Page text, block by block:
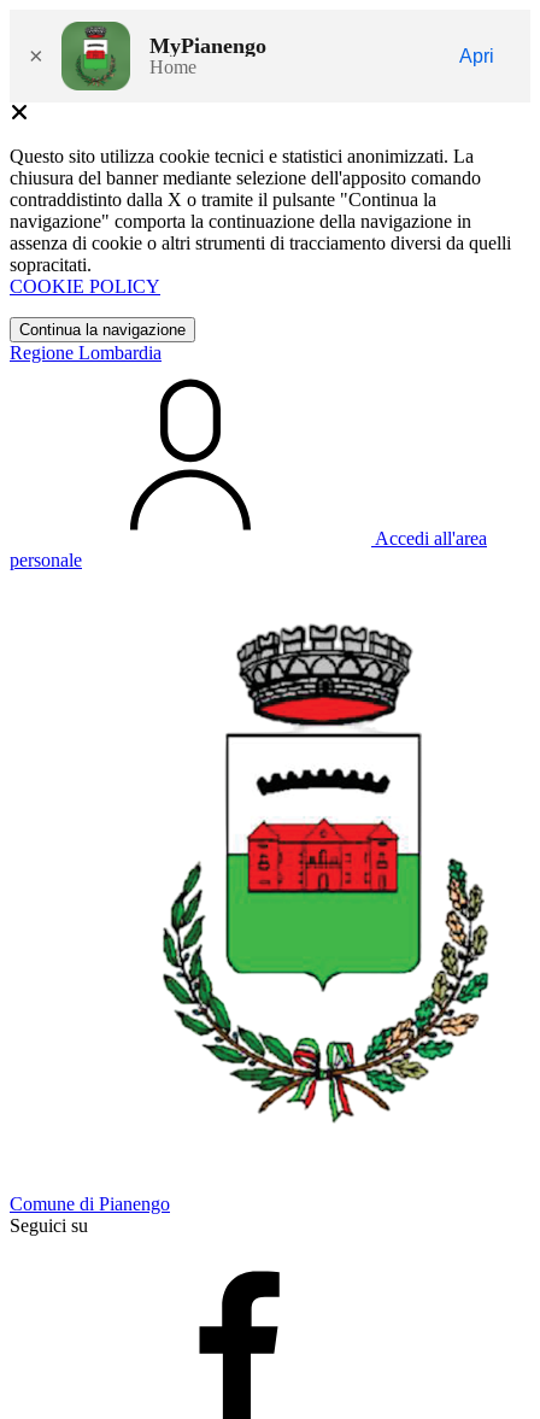
× MyPianengo
Home
Apri
Questo sito utilizza cookie tecnici e statistici anonimizzati. La
chiusura del banner mediante selezione dell'apposito comando
contraddistinto dalla X o tramite il pulsante "Continua la
navigazione" comporta la continuazione della navigazione in
assenza di cookie o altri strumenti di tracciamento diversi da quelli
sopracitati.
COOKIE POLICY
Continua la navigazione
Regione Lombardia
Accedi all'area
personale
Comune di Pianengo
Seguici su